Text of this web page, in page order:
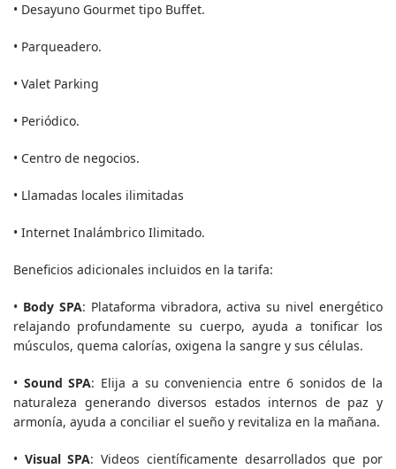
• Desayuno Gourmet tipo Buffet.
• Parqueadero.
• Valet Parking
• Periódico.
• Centro de negocios.
• Llamadas locales ilimitadas
• Internet Inalámbrico Ilimitado.
Beneficios adicionales incluidos en la tarifa:
• Body SPA: Plataforma vibradora, activa su nivel energético
relajando profundamente su cuerpo, ayuda a tonificar los
músculos, quema calorías, oxigena la sangre y sus células.
• Sound SPA: Elija a su conveniencia entre 6 sonidos de la
naturaleza generando diversos estados internos de paz y
armonía, ayuda a conciliar el sueño y revitaliza en la mañana.
• Visual SPA: Videos científicamente desarrollados que por